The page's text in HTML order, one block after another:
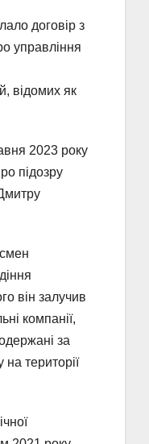
договір з
управління
відомих як
2023 року
підозру
він залучив
компанії,
за
на території